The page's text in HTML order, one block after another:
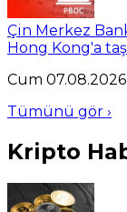
Çin Merkez
Hong Kong'a
Cum 07.08.2026
Tümünü gör ›
Kripto